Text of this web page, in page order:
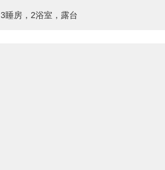
3睡房，2浴室，露台